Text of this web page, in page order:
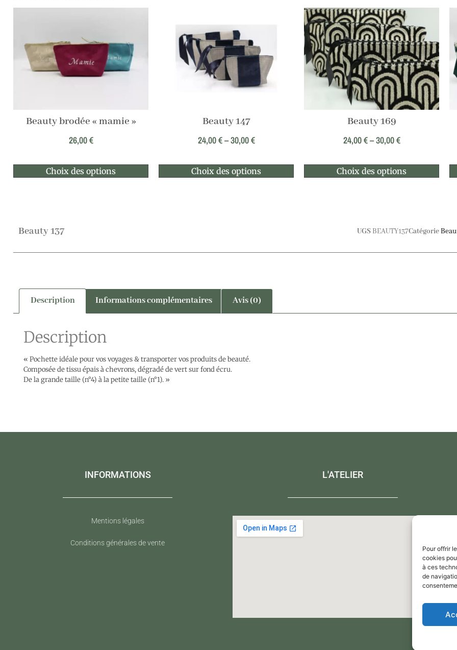
Pour offrir
cookies
à ces
de
Beauty brodée « mamie »
26,00€
Choix des options
Beauty 147
24,00€–30,00€
Choix des options
Beauty 169
24,00€–30,00€
Choix des options
Beauty 137 UGSBEAUTY137Catégorie
Description Informations complémentaires Avis (0)
Description
« Pochette idéale pour vos voyages & transporter vos produits de beauté.
Composée de tissu épais à chevrons, dégradé de vert sur fond écru.
De la grande taille (n°4) à la petite taille (n°1). »
INFORMATIONS
Mentions légales
Conditions générales de vente
L'ATELIER